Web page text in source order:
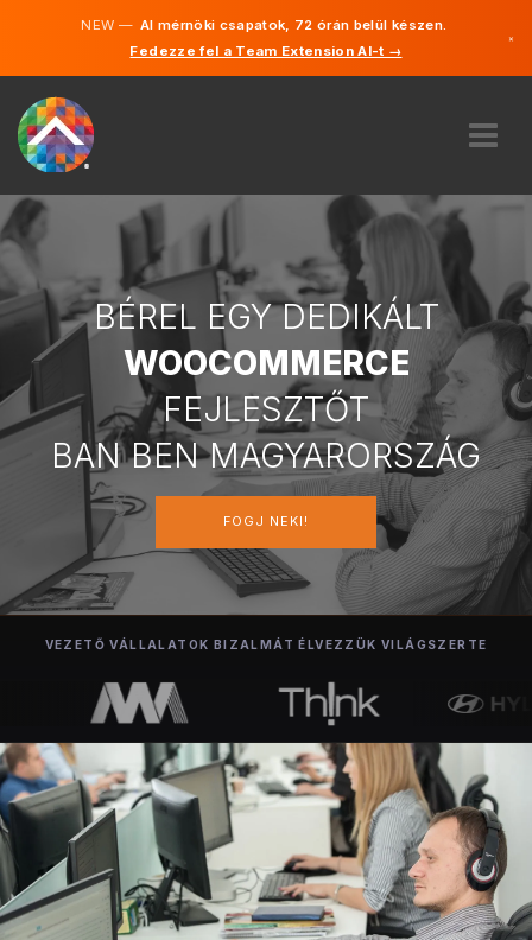
NEW —AI mérnöki csapatok, 72 órán belül készen.
Fedezze fel a Team Extension AI-t →
×
RÓLUNK
SZAKVÉLEMÉNY
HOGYAN MŰKÖDIK?
KARRIER
BÉREL
MAGYARORSZÁG
FOGJ NEKI
BÉREL EGY DEDIKÁLT
WOOCOMMERCE
FEJLESZTŐT
BAN BEN MAGYARORSZÁG
FOGJ NEKI!
VEZETŐ VÁLLALATOK BIZALMÁT ÉLVEZZÜK VILÁGSZERTE